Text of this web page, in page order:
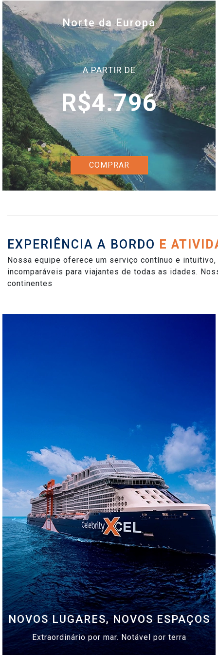
Norte da Europa
A PARTIR DE
R$4.796
COMPRAR
EXPERIÊNCIA A BORDO E
Nossa equipe oferece um serviço contínuo e
incomparáveis ​​para viajantes de todas as idades.
continentes
NOVOS LUGARES, NOVOS ESPAÇOS
Extraordinário por mar. Notável por terra